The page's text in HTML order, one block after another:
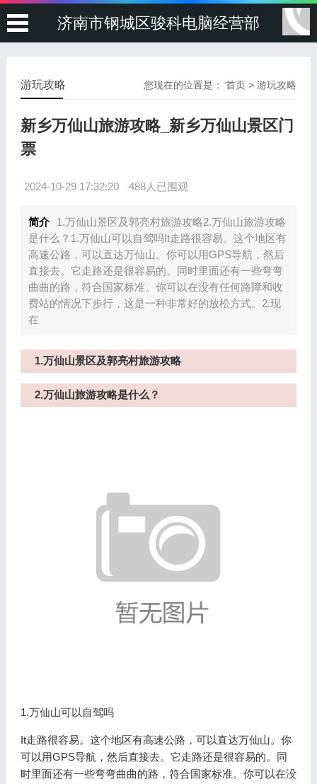
济南市钢城区骏科电脑经营部
您现在的位置是：首页 >游玩攻略
游玩攻略
新乡万仙山旅游攻略_新乡万仙山景区门
票
2024-10-29 17:32:20 488人已围观
简介
1.万仙山景区及郭亮村旅游攻略2.万仙山旅游攻略
是什么？1.万仙山可以自驾吗It走路很容易。这个地区有
高速公路，可以直达万仙山。你可以用GPS导航，然后
直接去。它走路还是很容易的。同时里面还有一些弯弯
曲曲的路，符合国家标准。你可以在没有任何路障和收
费站的情况下步行，这是一种非常好的放松方式。2.现
在
1.万仙山景区及郭亮村旅游攻略
2.万仙山旅游攻略是什么？
1.万仙山可以自驾吗
It走路很容易。这个地区有高速公路，可以直达万仙山。你
可以用GPS导航，然后直接去。它走路还是很容易的。同
时里面还有一些弯弯曲曲的路，符合国家标准。你可以在没